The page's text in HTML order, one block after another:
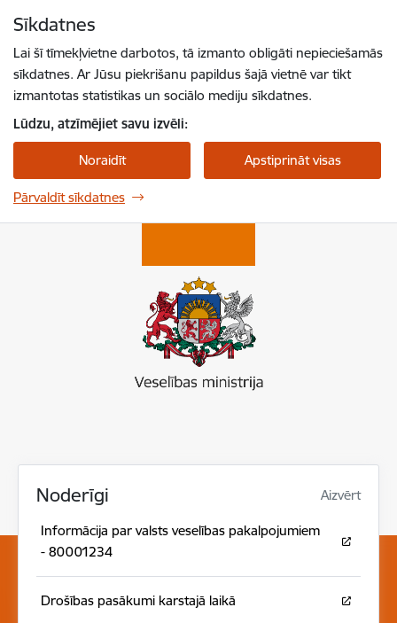
Sīkdatnes
Lai šī tīmekļvietne darbotos, tā izmanto obligāti nepieciešamās
sīkdatnes. Ar Jūsu piekrišanu papildus šajā vietnē var tikt
izmantotas statistikas un sociālo mediju sīkdatnes.
Lūdzu, atzīmējiet savu izvēli:
Noraidīt Apstiprināt visas
Pārvaldīt sīkdatnes
Noderīgi Aizvērt
Informācija par valsts veselības pakalpojumiem
- 80001234
Drošības pasākumi karstajā laikā